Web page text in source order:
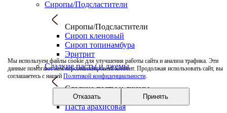
Мы используем файлы cookie для улучшения работы сайта и анализа трафика. Эти
данные помогают нам персонализировать контент. Продолжая использовать сайт, вы
соглашаетесь с нашей Политикой конфиденциальности.
Отказать Принять
Сиропы/Подсластители
Сиропы/Подсластители
Сироп кленовый
Сироп топинамбура
Эритрит
Сладкие пасты и джемы
Сладкие пасты и джемы
Джем
Паста арахисовая